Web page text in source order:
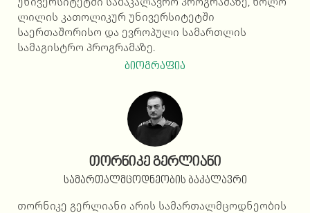
ლილის კათოლიკურ უნივერსიტეტში
საერთაშორისო და ევროპული სამართლის
სამაგისტრო პროგრამაზე.
ბიოგრაფია
თორნიკე გერლიანი
სამართალმცოდნეობის ბაკალავრი
თორნიკე გერლიანი არის სამართალმცოდნეობის